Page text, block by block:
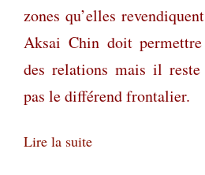
zones qu’elles
Aksai Chin doit
des relations mais il
pas le différend frontalier.
Lire la suite